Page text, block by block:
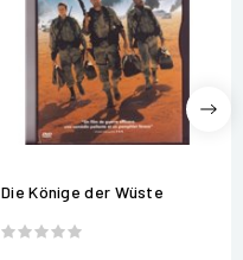
Die Könige der Wüste